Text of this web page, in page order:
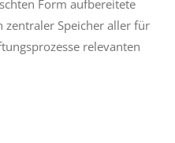
Form aufbereitete
zentraler Speicher aller für
relevanten